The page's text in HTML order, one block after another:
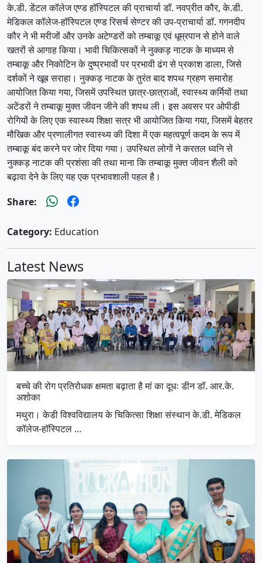
के.डी. डेंटल कॉलेज एण्ड हॉस्पिटल की प्राचार्या डॉ. नवप्रीत कौर, के.डी.
मेडिकल कॉलेज-हॉस्पिटल एण्ड रिसर्च सेण्टर की उप-प्राचार्या डॉ. गगनदीप
कौर ने भी मरीजों और उनके अटेण्डरों को तम्बाकू एवं धूम्रपान से होने वाले
खतरों से आगाह किया। भावी चिकित्सकों ने नुक्कड़ नाटक के माध्यम से
तम्बाकू और निकोटिन के दुष्प्रभावों पर प्रभावी ढंग से प्रकाश डाला, जिसे
दर्शकों ने खूब सराहा। नुक्कड़ नाटक के तुरंत बाद शपथ ग्रहण समारोह
आयोजित किया गया, जिसमें उपस्थित छात्र-छात्राओं, स्वास्थ्य कर्मियों तथा
अटेंडरों ने तम्बाकू मुक्त जीवन जीने की शपथ ली। इस अवसर पर ओपीडी
रोगियों के लिए एक स्वास्थ्य शिक्षा सत्र भी आयोजित किया गया, जिसमें बेहतर
मौखिक और प्रणालीगत स्वास्थ्य की दिशा में एक महत्वपूर्ण कदम के रूप में
तम्बाकू बंद करने पर जोर दिया गया। उपस्थित लोगों ने करतल ध्वनि से
नुक्कड़ नाटक की प्रशंसा की तथा माना कि तम्बाकू मुक्त जीवन शैली को
बढ़ावा देने के लिए यह एक प्रभावशाली पहल है।
Share:
Category: Education
Latest News
बच्चे की रोग प्रतिरोधक क्षमता बढ़ाता है मां का दूधः डीन डॉ. आर.के.
अशोका
मथुरा। केडी विश्वविद्यालय के चिकित्सा शिक्षा संस्थान के.डी. मेडिकल
कॉलेज-हॉस्पिटल …